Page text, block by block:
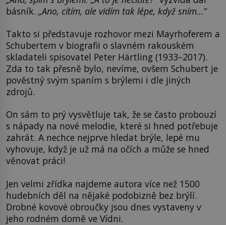
básník. „Ano, cítím, ale vidím tak lépe, když sním…“
Takto si představuje rozhovor mezi Mayrhoferem a
Schubertem v biografii o slavném rakouském
skladateli spisovatel Peter Härtling (1933–2017).
Zda to tak přesně bylo, nevíme, ovšem Schubert je
pověstný svým spaním s brýlemi i dle jiných
zdrojů.
On sám to prý vysvětluje tak, že se často probouzí
s nápady na nové melodie, které si hned potřebuje
zahrát. A nechce nejprve hledat brýle, lepé mu
vyhovuje, když je už má na očích a může se hned
věnovat práci!
Jen velmi zřídka najdeme autora více než 1500
hudebních děl na nějaké podobizně bez brýlí.
Drobné kovové obroučky jsou dnes vystaveny v
jeho rodném domě ve Vídni.